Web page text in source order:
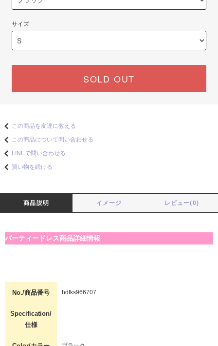
サイズ
SOLD OUT
この商品を友達に教える
この商品について問い合わせる
LINEで問い合わせる
買い物を続ける
商品説明 イメージ レビュー(0)
パーティードレス商品詳細情報
No./商品番号 hdfks966707
Specification/
仕様